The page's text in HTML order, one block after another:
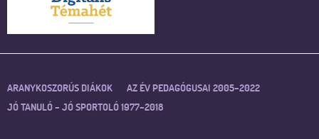
ARANYKOSZORÚS DIÁKOK
AZ ÉV PEDAGÓGUSAI 2005–2022
JÓ TANULÓ – JÓ SPORTOLÓ 1977–2018